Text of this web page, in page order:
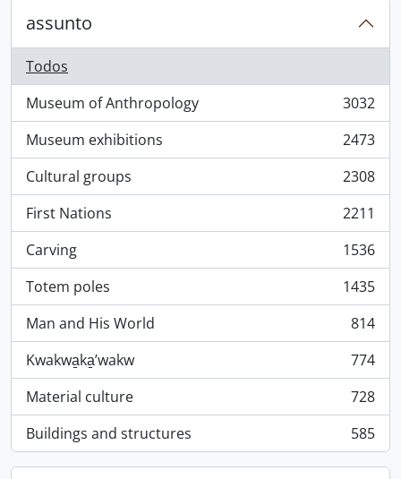
assunto
Todos
Museum of Anthropology
, 3032 resultados
3032
Museum exhibitions
, 2473 resultados
2473
Cultural groups
, 2308 resultados
2308
First Nations
, 2211 resultados
2211
Carving
, 1536 resultados
1536
Totem poles
, 1435 resultados
1435
Man and His World
, 814 resultados
814
Kwakwa̱ka̱ʼwakw
, 774 resultados
774
Material culture
, 728 resultados
728
Buildings and structures
, 585 resultados 585